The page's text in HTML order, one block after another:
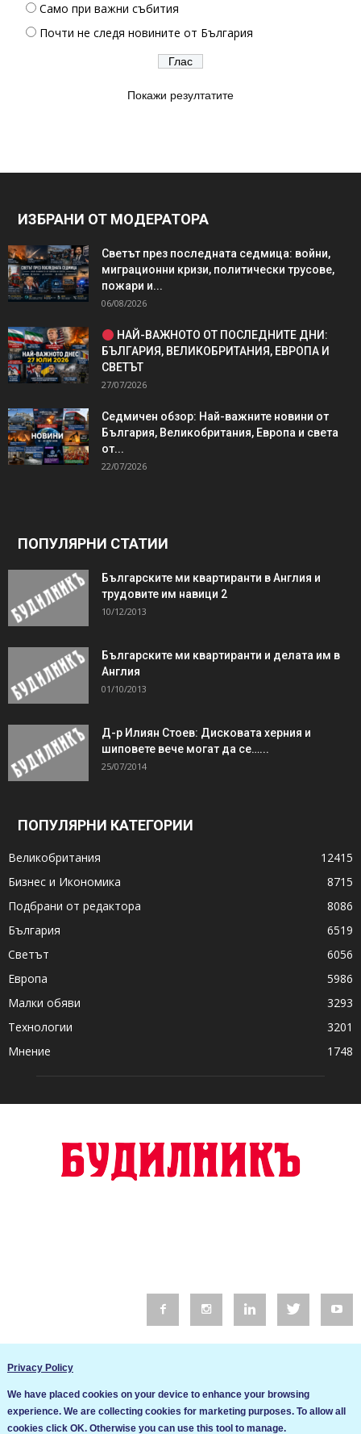
Само при важни събития
Почти не следя новините от България
Покажи резултатите
ИЗБРАНИ ОТ МОДЕРАТОРА
Светът през последната седмица: войни,
миграционни кризи, политически трусове,
пожари и...
06/08/2026
НАЙ-ВАЖНОТО ОТ ПОСЛЕДНИТЕ ДНИ:
БЪЛГАРИЯ, ВЕЛИКОБРИТАНИЯ, ЕВРОПА И
СВЕТЪТ
27/07/2026
Седмичен обзор: Най-важните новини от
България, Великобритания, Европа и света
от...
22/07/2026
ПОПУЛЯРНИ СТАТИИ
Българските ми квартиранти в Англия и
трудовите им навици 2
10/12/2013
Българските ми квартиранти и делата им в
Англия
01/10/2013
Д-р Илиян Стоев: Дисковата херния и
шиповете вече могат да се…...
25/07/2014
ПОПУЛЯРНИ КАТЕГОРИИ
Великобритания
12415
Бизнес и Икономика
8715
Подбрани от редактора
8086
България
6519
Светът
6056
Европа
5986
Малки обяви
3293
Технологии
3201
Мнение
1748
Общи условия
Privacy Policy
We have placed cookies on your device to enhance your browsing
experience. We are collecting cookies for marketing purposes. To allow all
cookies click OK. Otherwise you can use this tool to manage.
Ние използваме бисквитки за да подобрим услугите си. Ако